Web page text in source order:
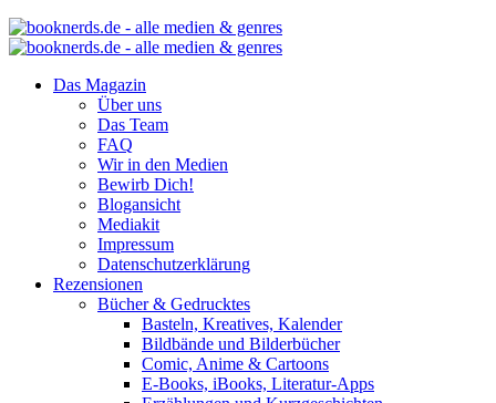
Das Magazin
Über uns
Das Team
FAQ
Wir in den Medien
Bewirb Dich!
Blogansicht
Mediakit
Impressum
Datenschutzerklärung
Rezensionen
Bücher & Gedrucktes
Basteln, Kreatives, Kalender
Bildbände und Bilderbücher
Comic, Anime & Cartoons
E-Books, iBooks, Literatur-Apps